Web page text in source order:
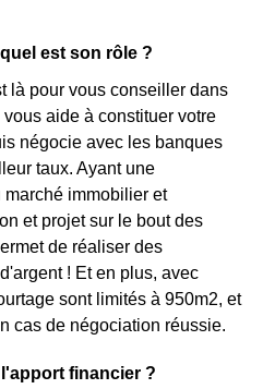
est son rôle ?
là pour vous conseiller dans
aide à constituer votre
négocie avec les banques
taux. Ayant une
immobilier et
et projet sur le bout des
de réaliser des
! Et en plus, avec
sont limités à 950m2, et
cas de négociation réussie.
financier ?